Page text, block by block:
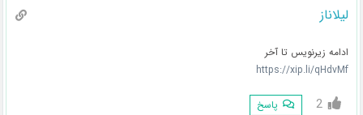
لیلاناز
ادامه زیرنویس تا آخر
https://xip.li/qHdvMf
2 پاسخ